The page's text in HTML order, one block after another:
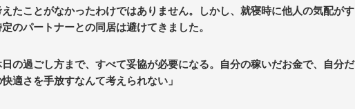
たことがなかったわけではありません。しかし、就寝時に他人の気配がす
のパートナーとの同居は避けてきました。
日の過ごし方まで、すべて妥協が必要になる。自分の稼いだお金で、自分だ
適さを手放すなんて考えられない」